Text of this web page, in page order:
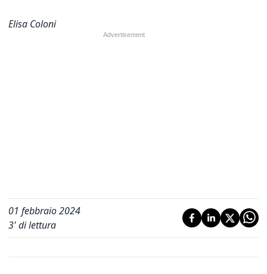
Elisa Coloni
01 febbraio 2024
3' di lettura